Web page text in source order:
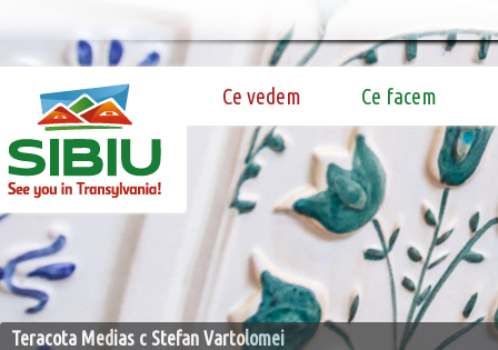
Ce vedem Ce facem
Teracota Medias c Stefan Vartolomei